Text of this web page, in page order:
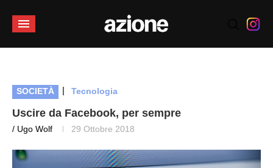
SOCIETÀ | Tecnologia
Uscire da Facebook, per sempre
/ Ugo Wolf 29 Ottobre 2018